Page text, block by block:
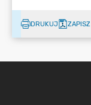
DRUKUJ